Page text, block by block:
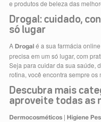
e produtos de beleza das
Drogal: cuidado,
só lugar
A Drogal é a sua farmácia
precisa em um só lugar, com
Seja para cuidar da sua saúde,
rotina, você encontra sempre
Descubra mais
aproveite todas as
Dermocosméticos| Higiene